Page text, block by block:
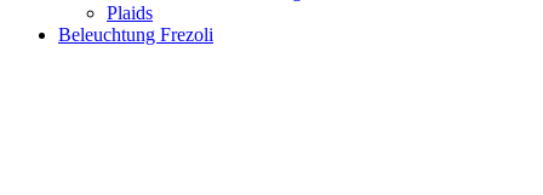
Plaids
Beleuchtung Frezoli